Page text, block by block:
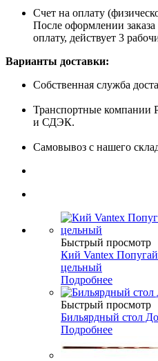
Счет на оплату
После оформлении
оплату, действует 3
Варианты доставки:
Собственная служба
Транспортные
и СДЭК.
Самовывоз с нашего
Быстрый просмотр
Кий Vantex
цельный
Подробнее
Быстрый просмотр
Бильярдный стол
Подробнее